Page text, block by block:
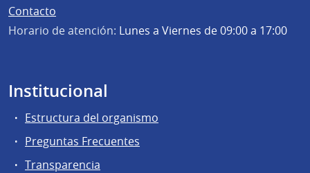
Contacto
Horario de atención: Lunes a Viernes de 09:00 a 17:00
Institucional
Estructura del organismo
Preguntas Frecuentes
Transparencia